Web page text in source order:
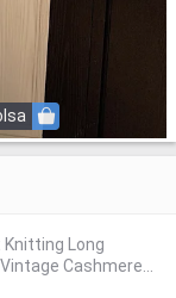
Long
Cashmere
Female